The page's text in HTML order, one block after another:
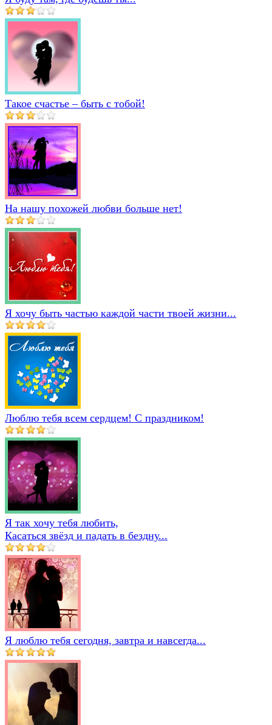
Такое счастье – быть с тобой!
На нашу похожей любви больше нет!
Я хочу быть частью каждой части твоей жизни...
Люблю тебя всем сердцем! С праздником!
Я так хочу тебя любить,
Касаться звёзд и падать в бездну...
Я люблю тебя сегодня, завтра и навсегда...